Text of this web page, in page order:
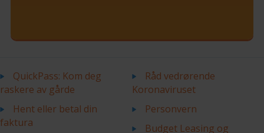
QuickPass: Kom deg
raskere av gårde
Hent eller betal din
faktura
Råd vedrørende
Koronaviruset
Personvern
Budget Leasing og